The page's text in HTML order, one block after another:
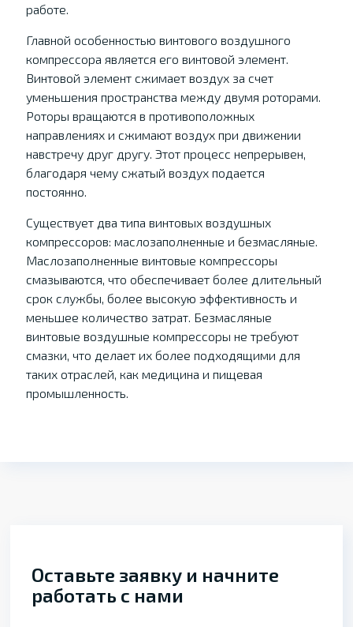
работе.
Главной особенностью винтового воздушного
компрессора является его винтовой элемент.
Винтовой элемент сжимает воздух за счет
уменьшения пространства между двумя роторами.
Роторы вращаются в противоположных
направлениях и сжимают воздух при движении
навстречу друг другу. Этот процесс непрерывен,
благодаря чему сжатый воздух подается
постоянно.
Существует два типа винтовых воздушных
компрессоров: маслозаполненные и безмасляные.
Маслозаполненные винтовые компрессоры
смазываются, что обеспечивает более длительный
срок службы, более высокую эффективность и
меньшее количество затрат. Безмасляные
винтовые воздушные компрессоры не требуют
смазки, что делает их более подходящими для
таких отраслей, как медицина и пищевая
промышленность.
Оставьте заявку и начните
работать с нами